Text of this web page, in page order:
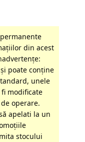
din acest
poate conţine
unele
modificate
operare.
apelati la un
stocului